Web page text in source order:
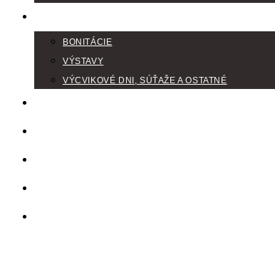
BONITÁCIE
VÝSTAVY
VÝCVIKOVÉ DNI, SÚŤAŽE A OSTATNÉ